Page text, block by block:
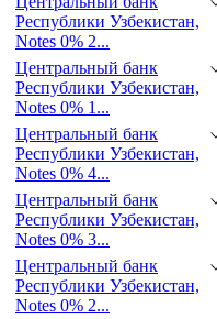
Центральный банк
Республики Узбекистан,
Notes 0% 4...
Центральный банк
Республики Узбекистан,
Notes 0% 2...
Центральный банк
Республики Узбекистан,
Notes 0% 1...
Центральный банк
Республики Узбекистан,
Notes 0% 4...
Центральный банк
Республики Узбекистан,
Notes 0% 3...